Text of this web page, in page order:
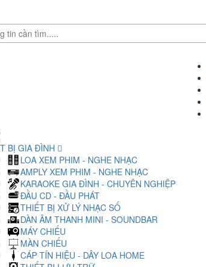
BỊ GIA ĐÌNH
LOA XEM PHIM - NGHE NHẠC
AMPLY XEM PHIM - NGHE NHẠC
KARAOKE GIA ĐÌNH - CHUYÊN NGHIỆP
ĐẦU CD - ĐẦU PHÁT
THIẾT BỊ XỬ LÝ NHẠC SỐ
DÀN ÂM THANH MINI - SOUNDBAR
MÁY CHIẾU
MÀN CHIẾU
CÁP TÍN HIỆU - DÂY LOA HOME